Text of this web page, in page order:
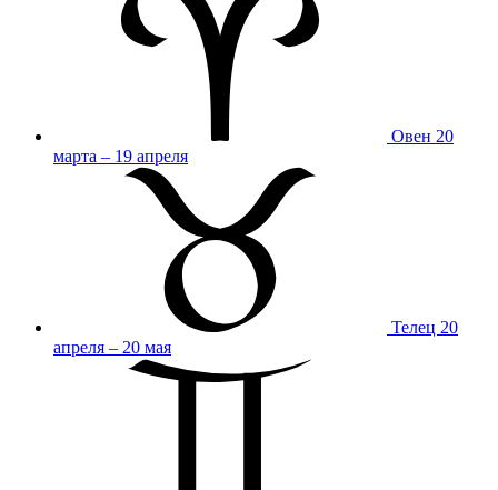
Овен 20
марта – 19 апреля
Телец 20
апреля – 20 мая